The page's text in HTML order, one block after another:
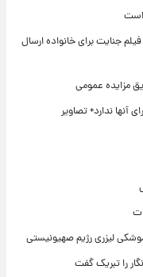
است
جنایت برای خانواده ارسال
مزایده عمومی
لیزری رژیم صهیونیستی
را تبریک گفت